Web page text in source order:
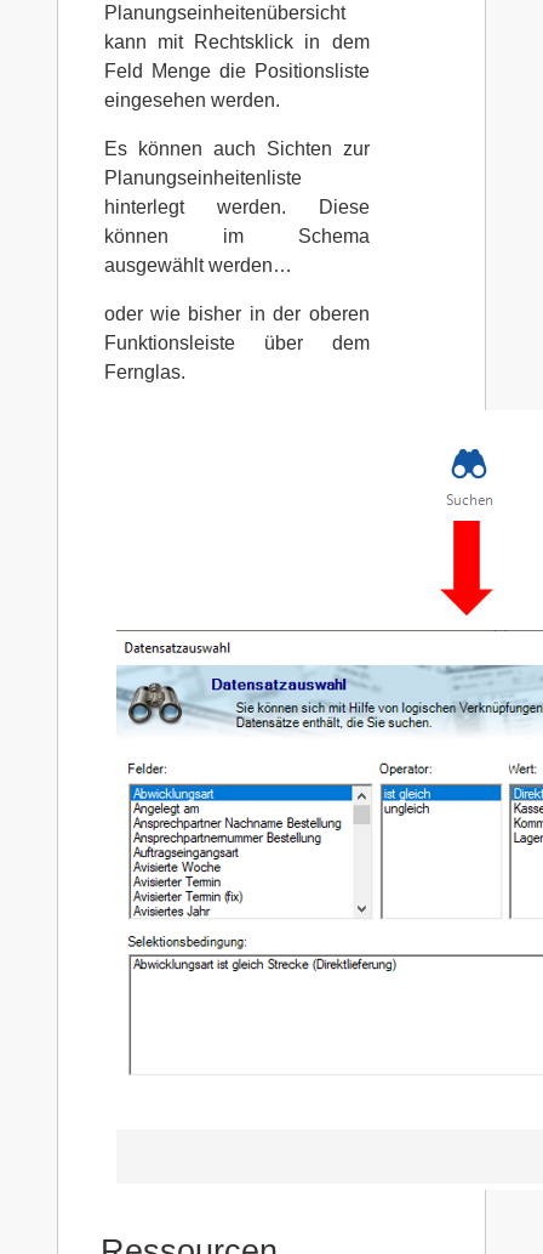
Planungseinheitenübersicht
kann mit Rechtsklick in dem
Feld Menge die Positionsliste
eingesehen werden.
Es können auch Sichten zur
Planungseinheitenliste
hinterlegt werden. Diese
können im Schema
ausgewählt werden…
oder wie bisher in der oberen
Funktionsleiste über dem
Fernglas.